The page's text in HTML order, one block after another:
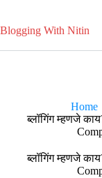
content
Blogging With Nitin
Home
ब्लॉगिंग म्हणजे
ब्लॉगिंग म्हणजे